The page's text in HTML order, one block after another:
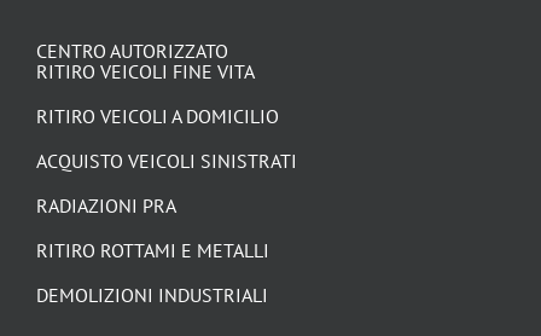
CENTRO AUTORIZZATO
RITIRO VEICOLI FINE VITA
RITIRO VEICOLI A DOMICILIO
ACQUISTO VEICOLI SINISTRATI
RADIAZIONI PRA
RITIRO ROTTAMI E METALLI
DEMOLIZIONI INDUSTRIALI